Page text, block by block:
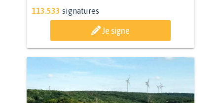
113.533 signatures
Je signe